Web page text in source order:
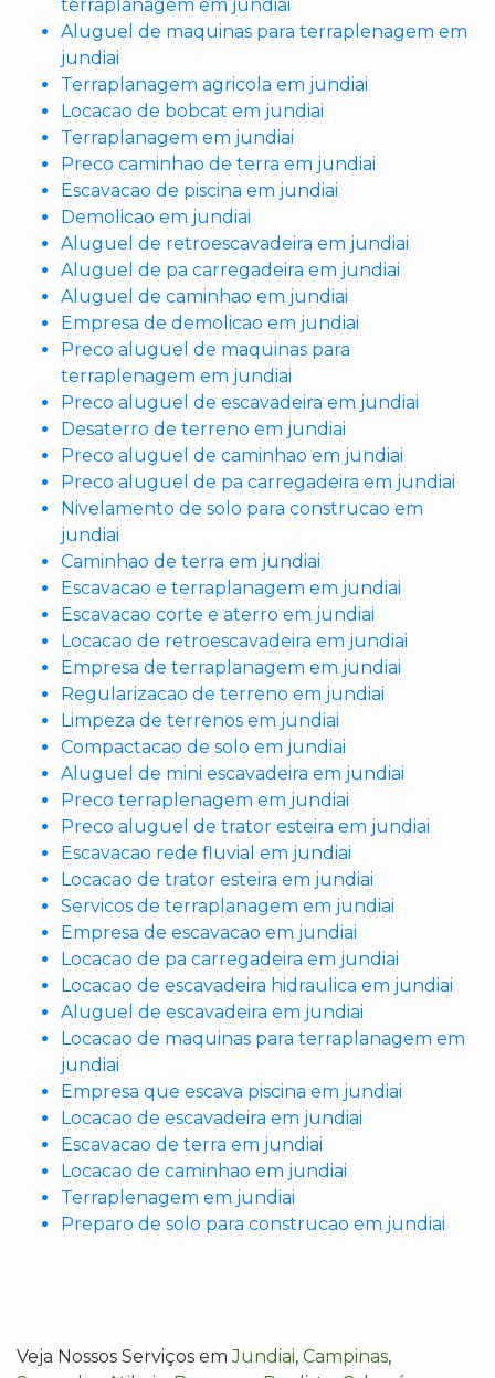
terraplanagem em jundiai
Aluguel de maquinas para terraplenagem em
jundiai
Terraplanagem agricola em jundiai
Locacao de bobcat em jundiai
Terraplanagem em jundiai
Preco caminhao de terra em jundiai
Escavacao de piscina em jundiai
Demolicao em jundiai
Aluguel de retroescavadeira em jundiai
Aluguel de pa carregadeira em jundiai
Aluguel de caminhao em jundiai
Empresa de demolicao em jundiai
Preco aluguel de maquinas para
terraplenagem em jundiai
Preco aluguel de escavadeira em jundiai
Desaterro de terreno em jundiai
Preco aluguel de caminhao em jundiai
Preco aluguel de pa carregadeira em jundiai
Nivelamento de solo para construcao em
jundiai
Caminhao de terra em jundiai
Escavacao e terraplanagem em jundiai
Escavacao corte e aterro em jundiai
Locacao de retroescavadeira em jundiai
Empresa de terraplanagem em jundiai
Regularizacao de terreno em jundiai
Limpeza de terrenos em jundiai
Compactacao de solo em jundiai
Aluguel de mini escavadeira em jundiai
Preco terraplenagem em jundiai
Preco aluguel de trator esteira em jundiai
Escavacao rede fluvial em jundiai
Locacao de trator esteira em jundiai
Servicos de terraplanagem em jundiai
Empresa de escavacao em jundiai
Locacao de pa carregadeira em jundiai
Locacao de escavadeira hidraulica em jundiai
Aluguel de escavadeira em jundiai
Locacao de maquinas para terraplanagem em
jundiai
Empresa que escava piscina em jundiai
Locacao de escavadeira em jundiai
Escavacao de terra em jundiai
Locacao de caminhao em jundiai
Terraplenagem em jundiai
Preparo de solo para construcao em jundiai
Veja Nossos Serviços emJundiai, Campinas,